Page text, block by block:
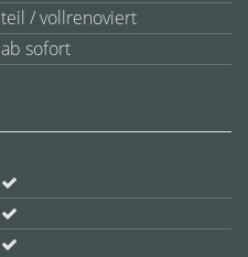
teil / vollrenoviert
ab sofort